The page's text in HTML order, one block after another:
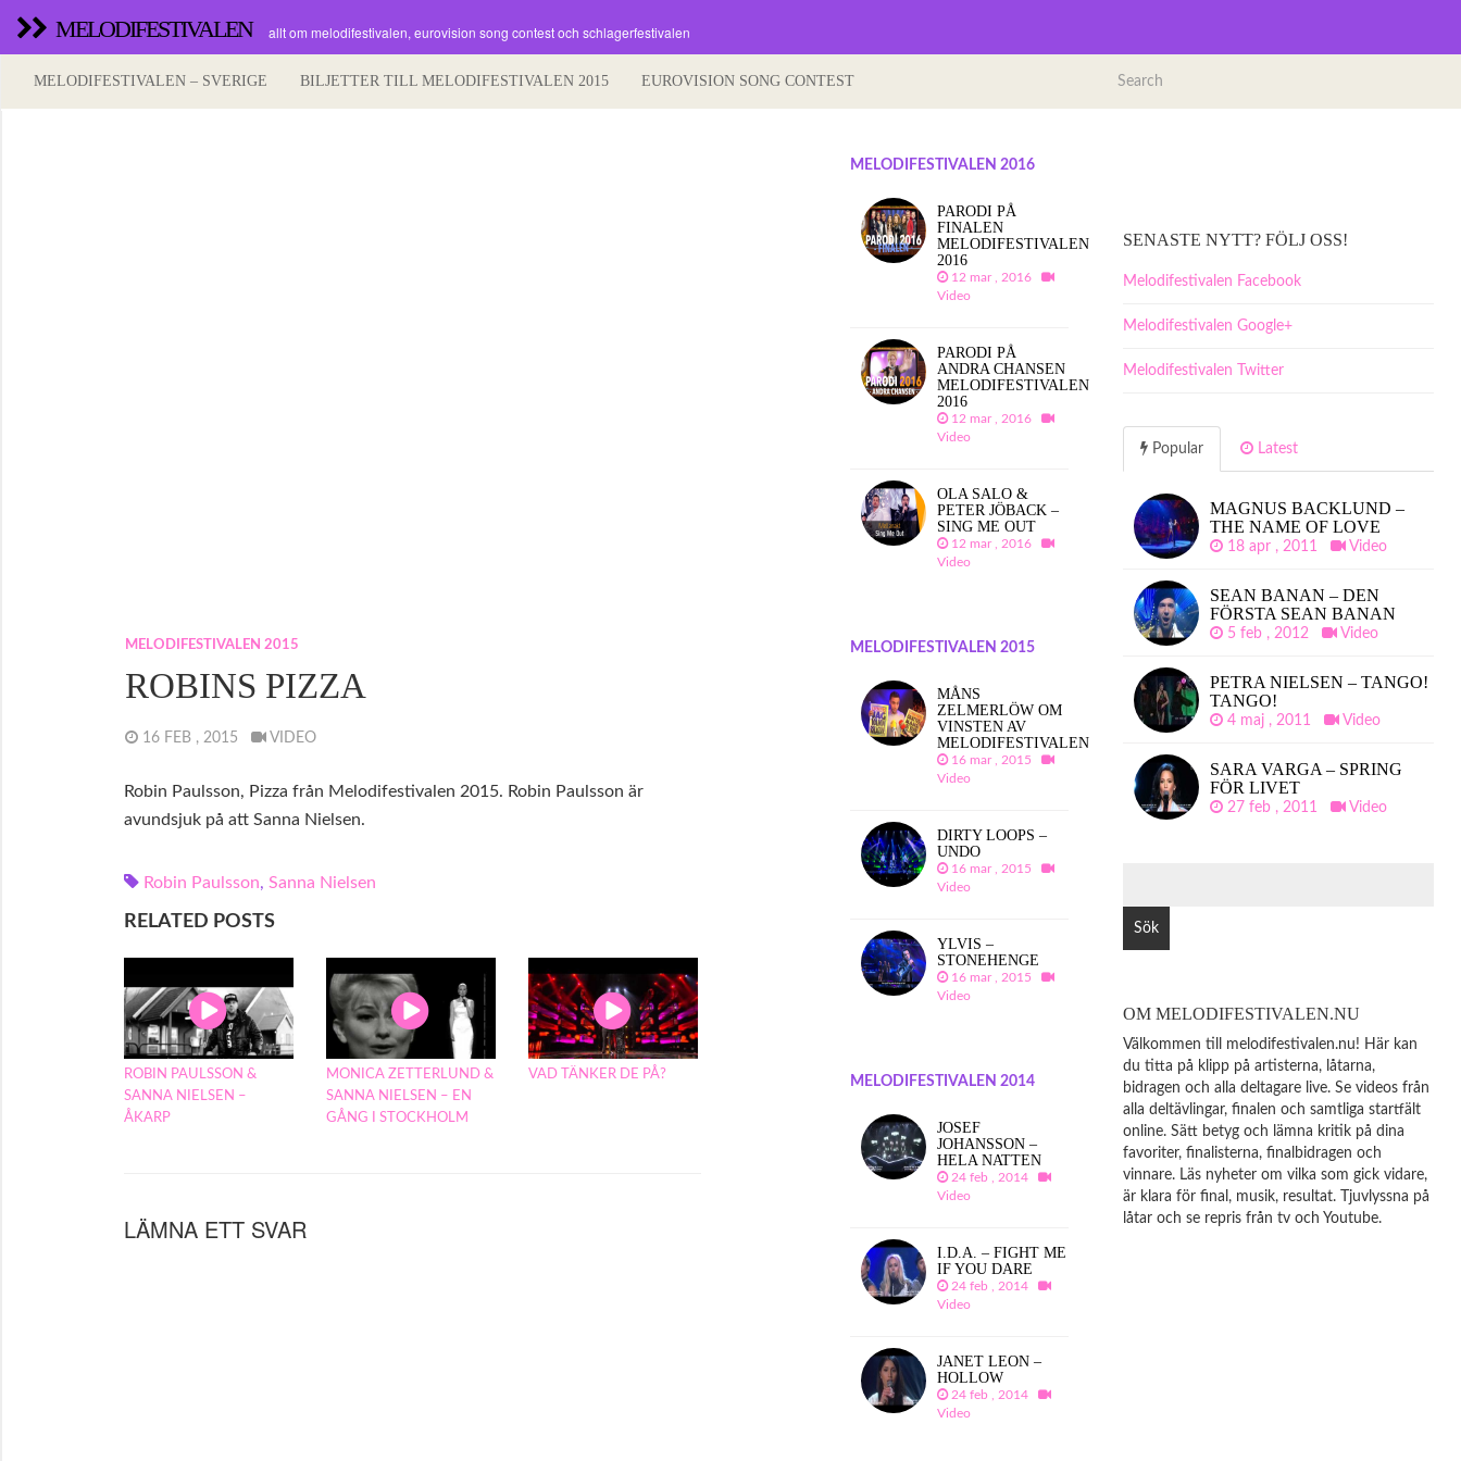
MELODIFESTIVALEN allt om melodifestivalen, eurovision song contest och schlagerfestivalen
MELODIFESTIVALEN – SVERIGE BILJETTER TILL MELODIFESTIVALEN 2015 EUROVISION SONG CONTEST
MELODIFESTIVALEN 2015
ROBINS PIZZA
16 FEB , 2015 VIDEO
Robin Paulsson, Pizza från Melodifestivalen 2015. Robin Paulsson är
avundsjuk på att Sanna Nielsen.
Robin Paulsson, Sanna Nielsen
RELATED POSTS
ROBIN PAULSSON &
SANNA NIELSEN –
ÅKARP
MONICA ZETTERLUND &
SANNA NIELSEN – EN
GÅNG I STOCKHOLM
VAD TÄNKER DE PÅ?
LÄMNA ETT SVAR
MELODIFESTIVALEN 2016
PARODI PÅ
FINALEN
MELODIFESTIVALEN
2016
12 mar , 2016
Video
PARODI PÅ
ANDRA CHANSEN
MELODIFESTIVALEN
2016
12 mar , 2016
Video
OLA SALO &
PETER JÖBACK –
SING ME OUT
12 mar , 2016
Video
MELODIFESTIVALEN 2015
MÅNS
ZELMERLÖW OM
VINSTEN AV
MELODIFESTIVALEN
16 mar , 2015
Video
DIRTY LOOPS –
UNDO
16 mar , 2015
Video
YLVIS –
STONEHENGE
16 mar , 2015
Video
MELODIFESTIVALEN 2014
JOSEF
JOHANSSON –
HELA NATTEN
24 feb , 2014
Video
I.D.A. – FIGHT ME
IF YOU DARE
24 feb , 2014
Video
JANET LEON –
HOLLOW
24 feb , 2014
Video
SENASTE NYTT? FÖLJ OSS!
Melodifestivalen Facebook
Melodifestivalen Google+
Melodifestivalen Twitter
Popular Latest
MAGNUS BACKLUND –
THE NAME OF LOVE
18 apr , 2011 Video
SEAN BANAN – DEN
FÖRSTA SEAN BANAN
5 feb , 2012 Video
PETRA NIELSEN – TANGO!
TANGO!
4 maj , 2011 Video
SARA VARGA – SPRING
FÖR LIVET
27 feb , 2011 Video
OM MELODIFESTIVALEN.NU
Välkommen till melodifestivalen.nu! Här kan
du titta på klipp på artisterna, låtarna,
bidragen och alla deltagare live. Se videos från
alla deltävlingar, finalen och samtliga startfält
online. Sätt betyg och lämna kritik på dina
favoriter, finalisterna, finalbidragen och
vinnare. Läs nyheter om vilka som gick vidare,
är klara för final, musik, resultat. Tjuvlyssna på
låtar och se repris från tv och Youtube.